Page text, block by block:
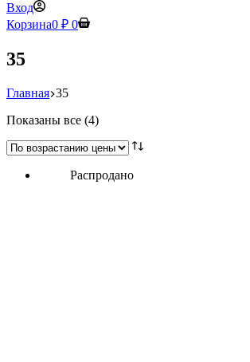
Вход
Корзина0 ₽ 0
35
Главная 35
Показаны все (4)Цены:
возрастанию
Распродано